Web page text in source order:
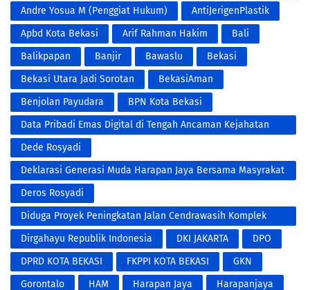
Penyemprotan Fogging DBD
Andre Yosua M (Penggiat Hukum)
AntiJerigenPlastik
Apbd Kota Bekasi
Arif Rahman Hakim
Bali
Balikpapan
Banjir Bawaslu
Bekasi
Bekasi Utara Jadi Sorotan
BekasiAman
Benjolan Payudara
BPN Kota Bekasi
Data Pribadi Emas Digital di Tengah Ancaman Kejahatan
Modern
Dede Rosyadi
Deklarasi Generasi Muda Harapan Jaya Bersama Masyrakat
RW 001 Untuk Pemenangan Paslon NO.3 Tri Adhianto RIDHO
Deros Rosyadi
Diduga Proyek Peningkatan Jalan Cendrawasih Komplek
Bumi Makmur Kota Bekasi
Dirgahayu Republik Indonesia DKI JAKARTA
DPO
DPRD KOTA BEKASI
FKPPI KOTA BEKASI
GKN
Gorontalo
HAM Harapan Jaya
Harapanjaya